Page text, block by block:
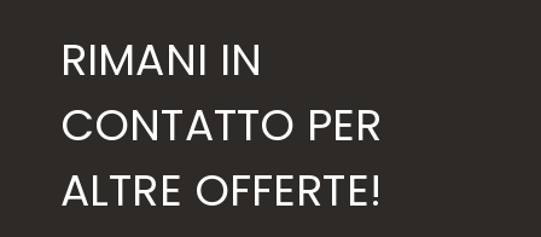
RIMANI IN
CONTATTO PER
ALTRE OFFERTE!